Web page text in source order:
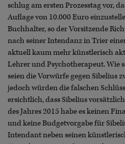
schlug am ersten Prozesstag vor,
Auflage von 10.000 Euro
Buchhalter, so der Vorsitzende
nach seiner Intendanz in Trier
aktuell kaum mehr künstlerisch
Lehrer und Psychotherapeut. Wie
seien die Vorwürfe gegen Sibelius
jedoch würden die falschen
ersichtlich, dass Sibelius
des Jahres 2015 habe es keinen
und keine Budgetvorgabe für
Intendant neben seinen